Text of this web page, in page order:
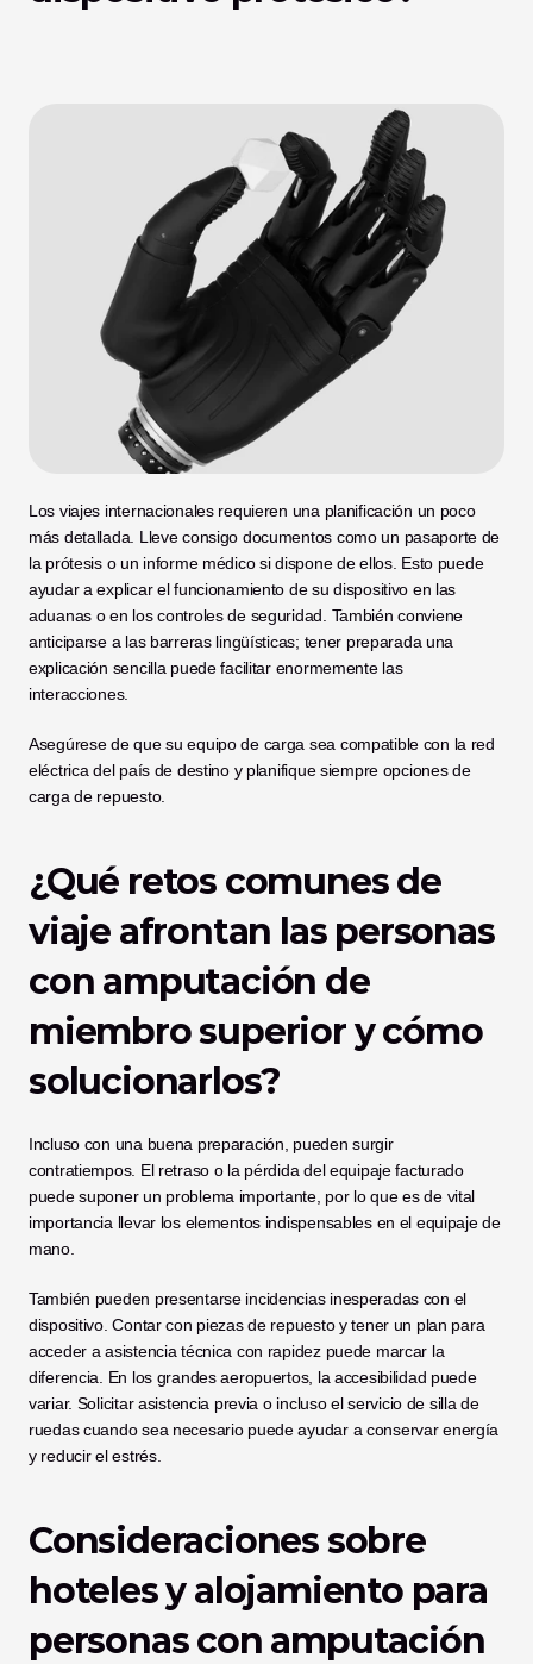
Los viajes internacionales requieren una planificación un poco
más detallada. Lleve consigo documentos como un pasaporte de
la prótesis o un informe médico si dispone de ellos. Esto puede
ayudar a explicar el funcionamiento de su dispositivo en las
aduanas o en los controles de seguridad. También conviene
anticiparse a las barreras lingüísticas; tener preparada una
explicación sencilla puede facilitar enormemente las
interacciones.
Asegúrese de que su equipo de carga sea compatible con la red
eléctrica del país de destino y planifique siempre opciones de
carga de repuesto.
¿Qué retos comunes de
viaje afrontan las personas
con amputación de
miembro superior y cómo
solucionarlos?
Incluso con una buena preparación, pueden surgir
contratiempos. El retraso o la pérdida del equipaje facturado
puede suponer un problema importante, por lo que es de vital
importancia llevar los elementos indispensables en el equipaje de
mano.
También pueden presentarse incidencias inesperadas con el
dispositivo. Contar con piezas de repuesto y tener un plan para
acceder a asistencia técnica con rapidez puede marcar la
diferencia. En los grandes aeropuertos, la accesibilidad puede
variar. Solicitar asistencia previa o incluso el servicio de silla de
ruedas cuando sea necesario puede ayudar a conservar energía
y reducir el estrés.
Consideraciones sobre
hoteles y alojamiento para
personas con amputación